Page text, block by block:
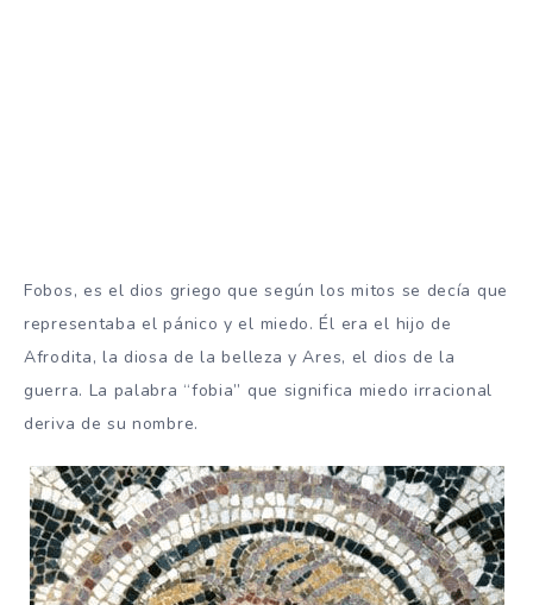
Fobos, es el dios griego que según los mitos se decía que
representaba el pánico y el miedo. Él era el hijo de
Afrodita, la diosa de la belleza y Ares, el dios de la
guerra. La palabra “fobia” que significa miedo irracional
deriva de su nombre.